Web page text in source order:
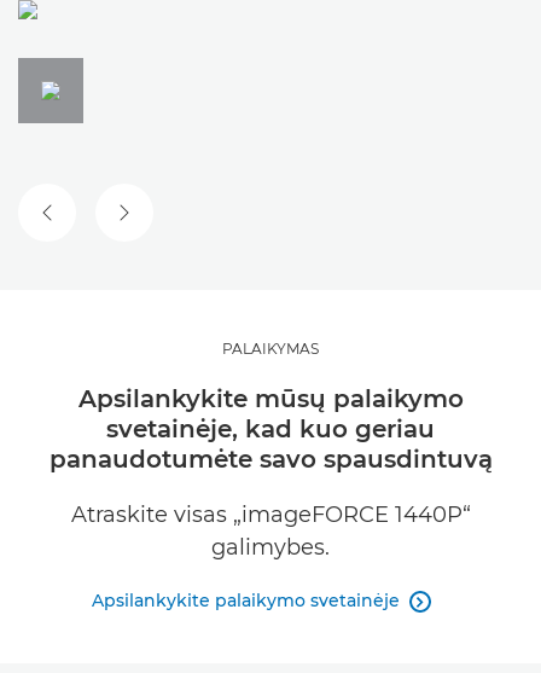
ANKSTESNĖ SKAIDRĖ
KITA SKAIDRĖ
PALAIKYMAS
Apsilankykite mūsų palaikymo
svetainėje, kad kuo geriau
panaudotumėte savo spausdintuvą
Atraskite visas „imageFORCE 1440P“
galimybes.
Apsilankykite palaikymo svetainėje 